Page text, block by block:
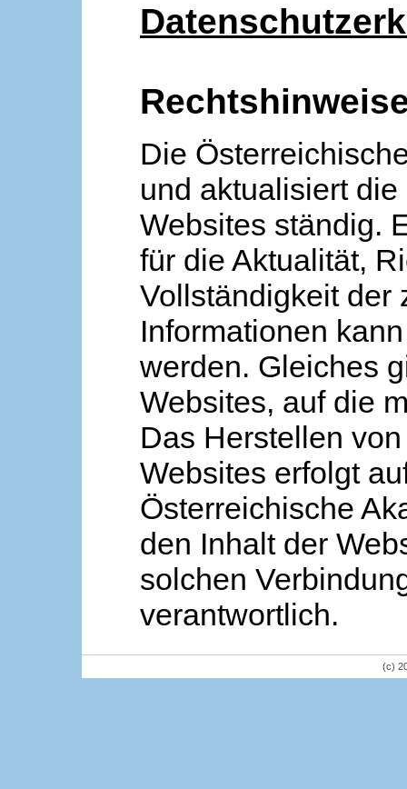
Die
und aktualisiert
Websites ständig.
für die Aktualität,
Vollständigkeit der
Informationen
werden. Gleiches
Websites, auf die
Das Herstellen
Websites erfolgt
Österreichische
den Inhalt der
solchen
verantwortlich.
(c)